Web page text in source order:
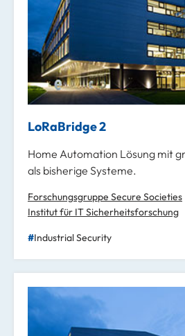
LoRaBridge 2
Home Automation Lösung mit
als bisherige Systeme.
Forschungsgruppe Secure Societies
Institut für IT Sicherheitsforschung
Industrial Security